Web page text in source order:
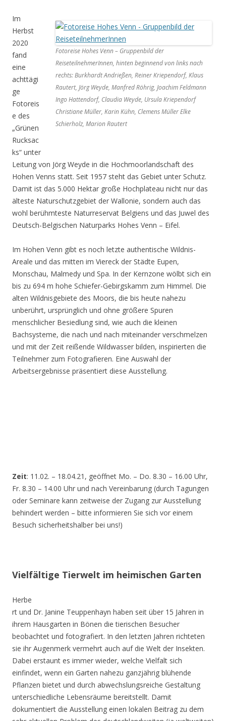
Fotoreise Hohes Venn – Gruppenbild der
ReiseteilnehmerInnen, hinten beginnend von links nach
rechts: Burkhardt Andrießen, Reiner Kriependorf, Klaus
Rautert, Jörg Weyde, Manfred Röhrig, Joachim Feldmann
Ingo Hattendorf, Claudia Weyde, Ursula Kriependorf
Christiane Müller, Karin Kühn, Clemens Müller Elke
Schierholz, Marion Rautert
Im
Herbst
2020
fand
eine
achttägi
ge
Fotoreis
e des
„Grünen
Rucksac
ks“ unter
Leitung von Jörg Weyde in die Hochmoorlandschaft des
Hohen Venns statt. Seit 1957 steht das Gebiet unter Schutz.
Damit ist das 5.000 Hektar große Hochplateau nicht nur das
älteste Naturschutzgebiet der Wallonie, sondern auch das
wohl berühmteste Naturreservat Belgiens und das Juwel des
Deutsch-Belgischen Naturparks Hohes Venn – Eifel.
Im Hohen Venn gibt es noch letzte authentische Wildnis-
Areale und das mitten im Viereck der Städte Eupen,
Monschau, Malmedy und Spa. In der Kernzone wölbt sich ein
bis zu 694 m hohe Schiefer-Gebirgskamm zum Himmel. Die
alten Wildnisgebiete des Moors, die bis heute nahezu
unberührt, ursprünglich und ohne größere Spuren
menschlicher Besiedlung sind, wie auch die kleinen
Bachsysteme, die nach und nach miteinander verschmelzen
und mit der Zeit reißende Wildwasser bilden, inspirierten die
Teilnehmer zum Fotografieren. Eine Auswahl der
Arbeitsergebnisse präsentiert diese Ausstellung.
Zeit: 11.02. – 18.04.21, geöffnet Mo. – Do. 8.30 – 16.00 Uhr,
Fr. 8.30 – 14.00 Uhr und nach Vereinbarung (durch Tagungen
oder Seminare kann zeitweise der Zugang zur Ausstellung
behindert werden – bitte informieren Sie sich vor einem
Besuch sicherheitshalber bei uns!)
Vielfältige Tierwelt im heimischen Garten
Herbe
rt und Dr. Janine Teuppenhayn haben seit über 15 Jahren in
ihrem Hausgarten in Bönen die tierischen Besucher
beobachtet und fotografiert. In den letzten Jahren richteten
sie ihr Augenmerk vermehrt auch auf die Welt der Insekten.
Dabei erstaunt es immer wieder, welche Vielfalt sich
einfindet, wenn ein Garten nahezu ganzjährig blühende
Pflanzen bietet und durch abwechslungsreiche Gestaltung
unterschiedliche Lebensräume bereitstellt. Damit
dokumentiert die Ausstellung einen lokalen Beitrag zu dem